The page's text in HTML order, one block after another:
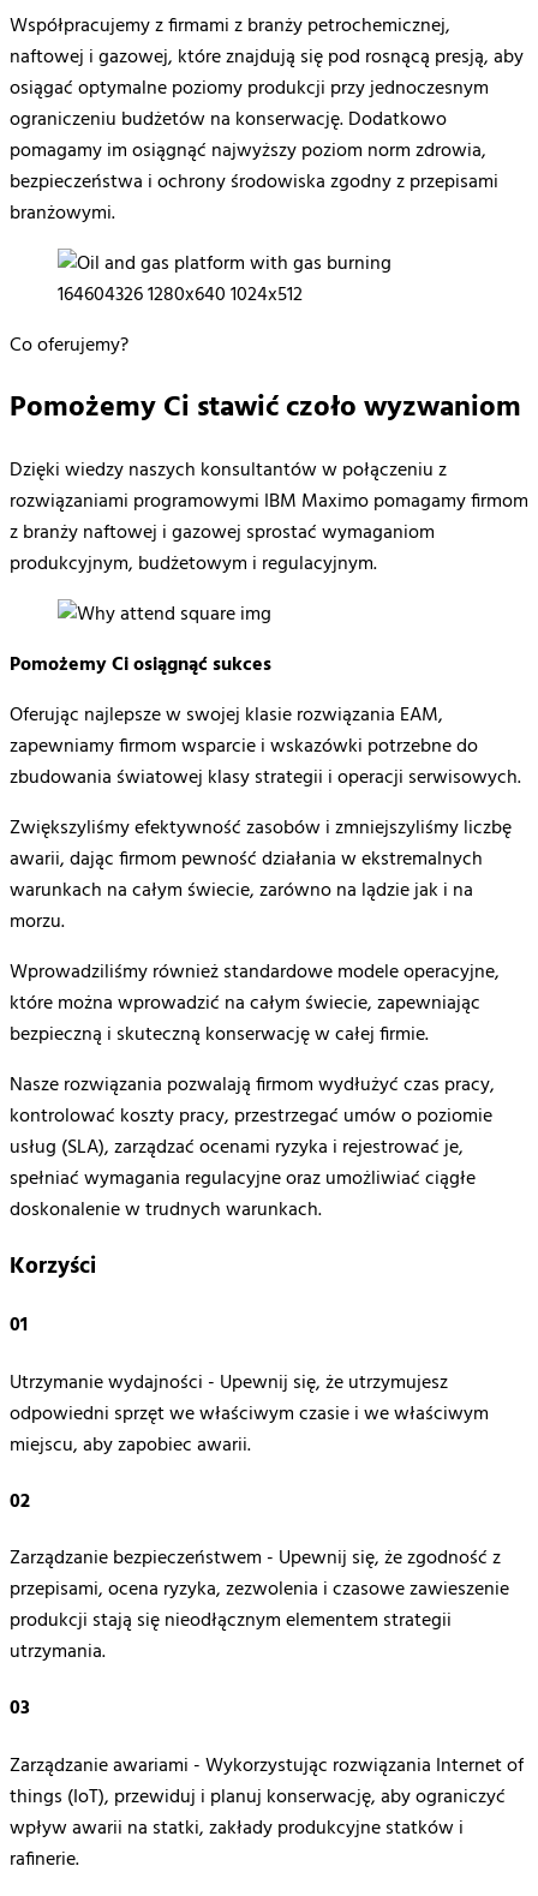
Współpracujemyzfirmamizbranżypetrochemicznej,
naftowej igazowej, któreznajdująsiępod rosnącąpresją, aby
osiągaćoptymalnepoziomyprodukcji przyjednoczesnym
ograniczeniu budżetówna konserwację. Dodatkowo
pomagamy im osiągnąć najwyższy poziom norm zdrowia,
bezpieczeństwa iochronyśrodowiskazgodnyzprzepisami
branżowymi.
Co oferujemy?
Pomożemy Ci stawić czoło wyzwaniom
Dziękiwiedzynaszych konsultantówwpołączeniuz
rozwiązaniami programowymi IBM Maximopomagamyfirmom
zbranżynaftowej igazowej sprostaćwymaganiom
produkcyjnym, budżetowym i regulacyjnym.
Pomożemy Ci osiągnąć sukces
Oferując najlepszewswojej klasierozwiązania EAM,
zapewniamyfirmomwsparcieiwskazówki potrzebnedo
zbudowania światowej klasy strategii ioperacji serwisowych.
Zwiększyliśmyefektywnośćzasobówizmniejszyliśmyliczbę
awarii,dającfirmom pewnośćdziałaniawekstremalnych
warunkach nacałym świecie,zarównona lądziejak i na
morzu.
Wprowadziliśmy również standardowe modele operacyjne,
które można wprowadzić na całym świecie, zapewniając
bezpieczną i skuteczną konserwację w całej firmie.
Naszerozwiązania pozwalająfirmomwydłużyćczas pracy,
kontrolować kosztypracy, przestrzegać umówopoziomie
usług (SLA),zarządzaćocenami ryzyka i rejestrowaćje,
spełniaćwymagania regulacyjneorazumożliwiaćciągłe
doskonaleniewtrudnychwarunkach.
Korzyści
01
Utrzymanie wydajności - Upewnij się, że utrzymujesz
odpowiedni sprzęt we właściwym czasie i we właściwym
miejscu, aby zapobiec awarii.
02
Zarządzanie bezpieczeństwem - Upewnij się, że zgodność z
przepisami, ocena ryzyka, zezwolenia i czasowe zawieszenie
produkcji stają się nieodłącznym elementem strategii
utrzymania.
03
Zarządzanie awariami - Wykorzystując rozwiązania Internet of
things (IoT), przewiduj i planuj konserwację, aby ograniczyć
wpływ awarii na statki, zakłady produkcyjne statków i
rafinerie.